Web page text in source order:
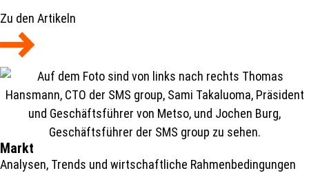
Zu den Artikeln
Markt
Analysen, Trends und wirtschaftliche Rahmenbedingungen